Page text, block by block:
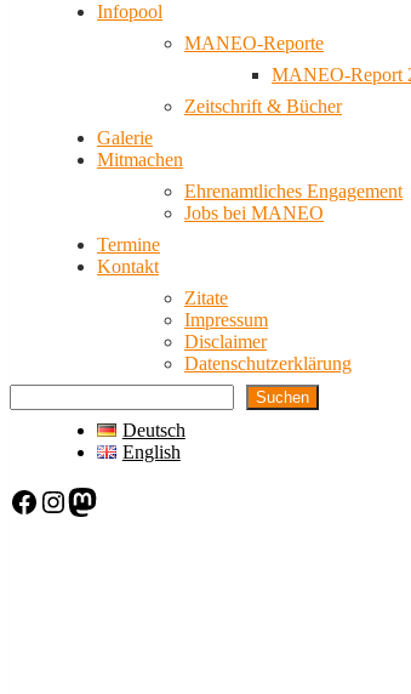
Infopool
MANEO-Reporte
MANEO-Report
Zeitschrift & Bücher
Galerie
Mitmachen
Ehrenamtliches Engagement
Jobs bei MANEO
Termine
Kontakt
Zitate
Impressum
Disclaimer
Datenschutzerklärung
Suchen
Deutsch
English
Facebook Instagram Mastodon